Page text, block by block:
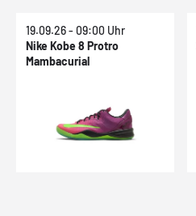
19.09.26 - 09:00 Uhr
Nike Kobe 8 Protro
Mambacurial